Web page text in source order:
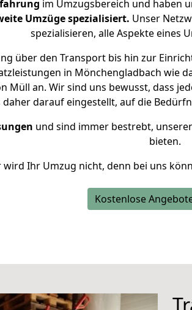
im Umzugsbereich und haben
Umzüge spezialisiert. Unser
spezialisieren, alle Aspekte eines
über den Transport bis hin zur
in Mönchengladbach wie
Müll an. Wir sind uns bewusst, dass
darauf eingestellt, auf die
und sind immer bestrebt,
bieten.
Ihr Umzug nicht, denn bei uns
Kostenlose